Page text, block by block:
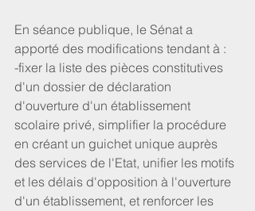
En séance publique, le Sénat a
apporté des modifications tendant à :
-fixer la liste des pièces constitutives
d'un dossier de déclaration
d'ouverture d'un établissement
scolaire privé, simplifier la procédure
en créant un guichet unique auprès
des services de l'Etat, unifier les motifs
et les délais d'opposition à l'ouverture
d'un établissement, et renforcer les